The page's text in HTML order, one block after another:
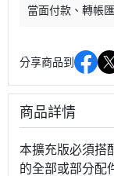
當面付款
轉帳
分享商品到
商品詳情
本擴充版必須搭
的全部或部分配